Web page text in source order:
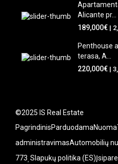
Alicante pr...
189,000€ |
Penthouse
terasa, A...
220,000€ |
©2025 IS Real Estate
PagrindinisParduodamaNuoma
administravimasAutomobilių
773 Slapukų politika (ES)